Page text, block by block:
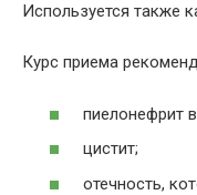
Используется также
Курс приема
пиелонефрит
цистит;
отечность,